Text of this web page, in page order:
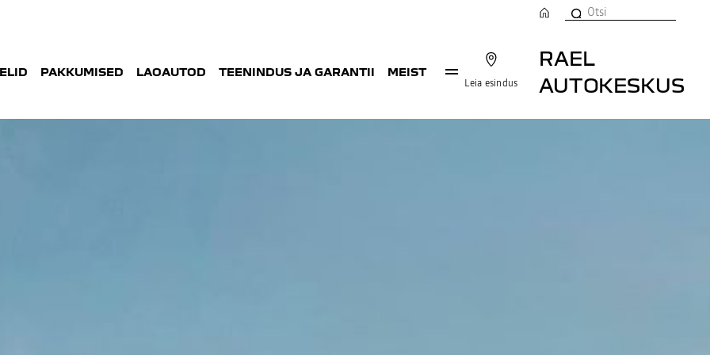
Leia esindus
RAEL
AUTOKESKUS
PAKKUMISED LAOAUTOD TEENINDUS JA GARANTII MEIST